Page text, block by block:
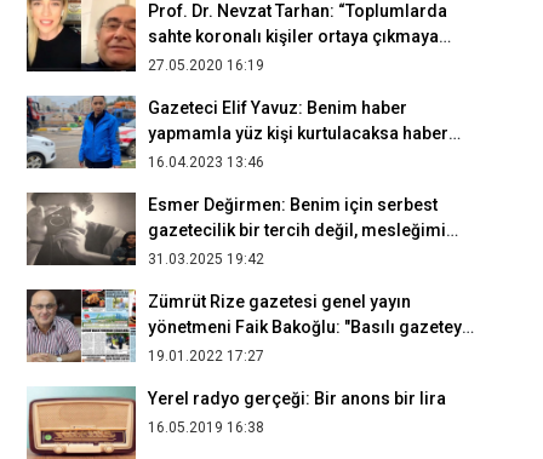
Prof. Dr. Nevzat Tarhan: “Toplumlarda
sahte koronalı kişiler ortaya çıkmaya
başladı"
27.05.2020 16:19
Gazeteci Elif Yavuz: Benim haber
yapmamla yüz kişi kurtulacaksa haber
yapmayı yeğlerim
16.04.2023 13:46
Esmer Değirmen: Benim için serbest
gazetecilik bir tercih değil, mesleğimi
icra edebilmemin tek yolu
31.03.2025 19:42
Zümrüt Rize gazetesi genel yayın
yönetmeni Faik Bakoğlu: "Basılı gazeteyi
elimize aldığımızda bütün
19.01.2022 17:27
Yerel radyo gerçeği: Bir anons bir lira
16.05.2019 16:38